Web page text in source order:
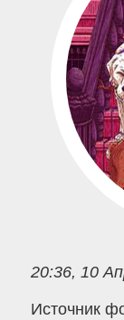
20:36, 10
Источник